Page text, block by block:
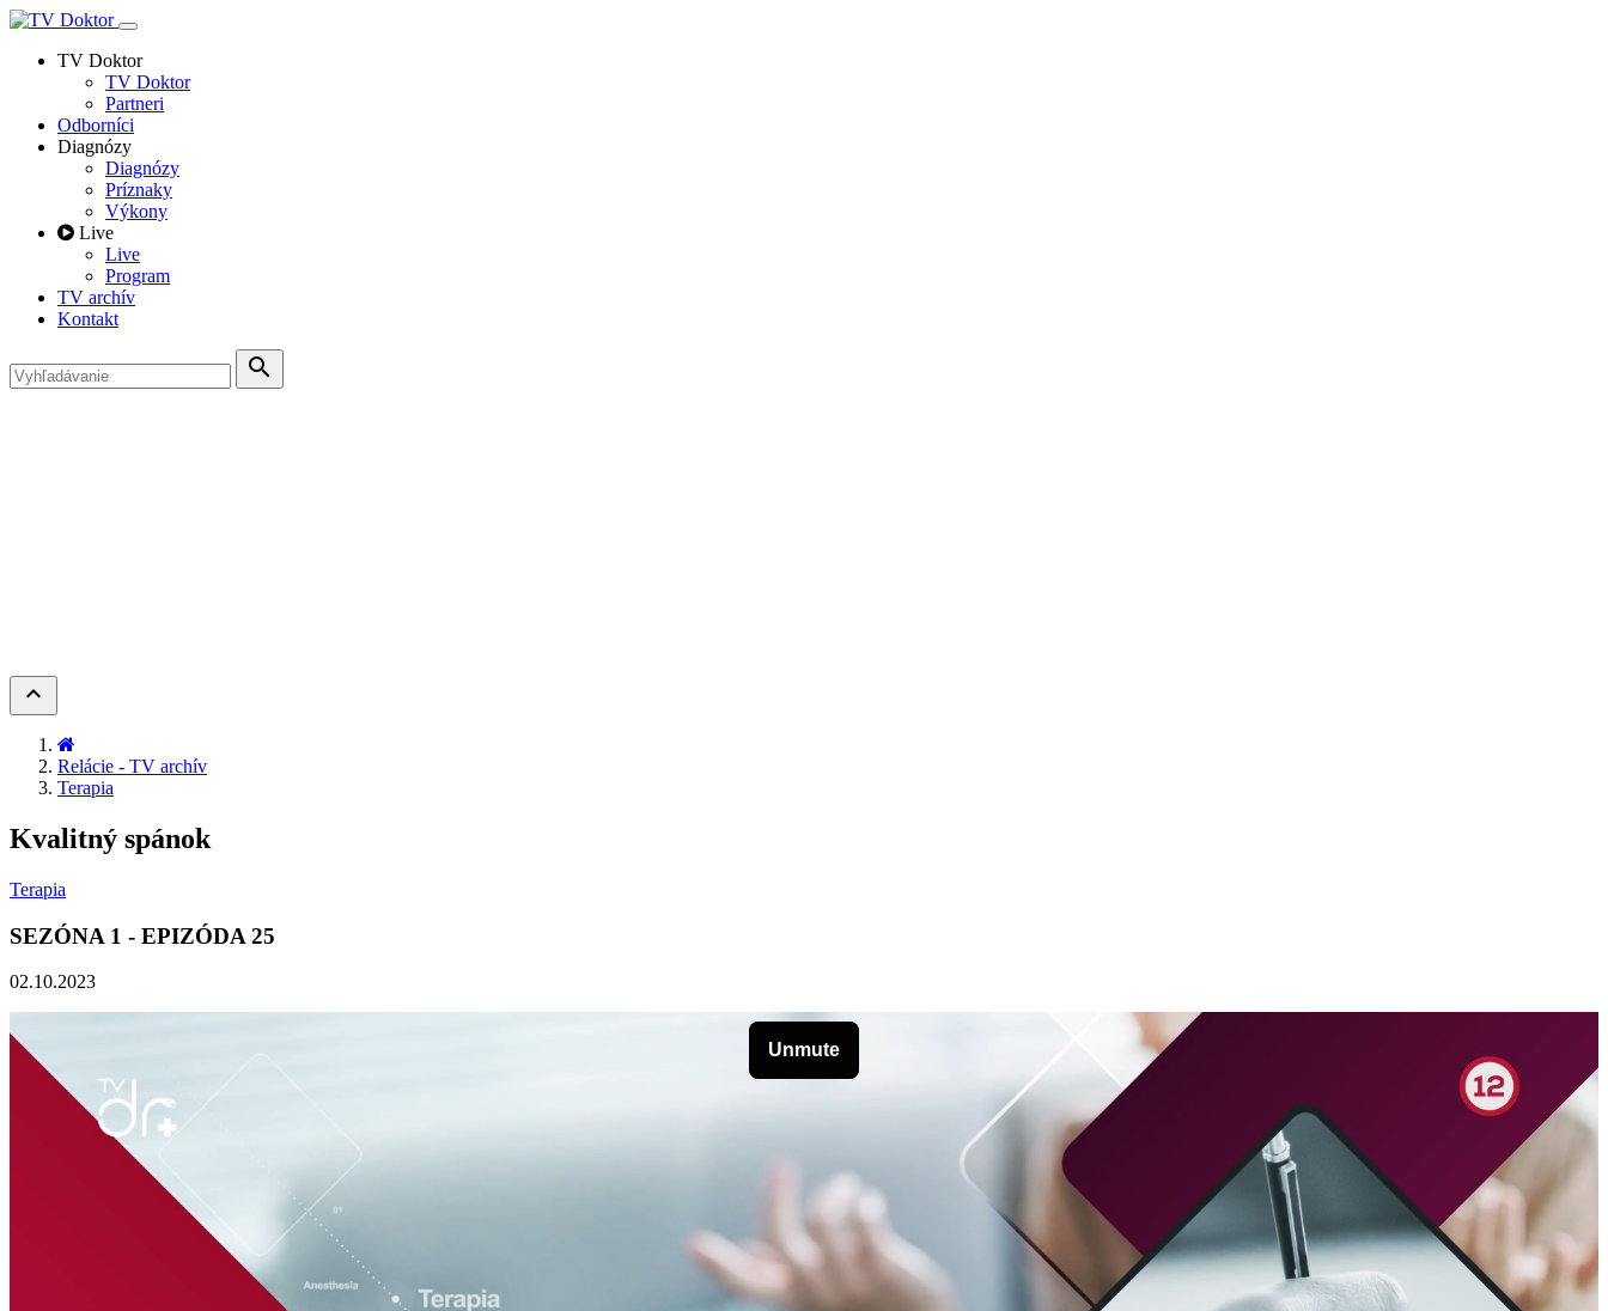
TV Doktor
TV Doktor
Partneri
Odborníci
Diagnózy
Diagnózy
Príznaky
Výkony
Live
Live
Program
TV archív
Kontakt
search
keyboard_arrow_up
Relácie - TV archív
Terapia
Kvalitný spánok
Terapia
SEZÓNA 1 - EPIZÓDA 25
02.10.2023